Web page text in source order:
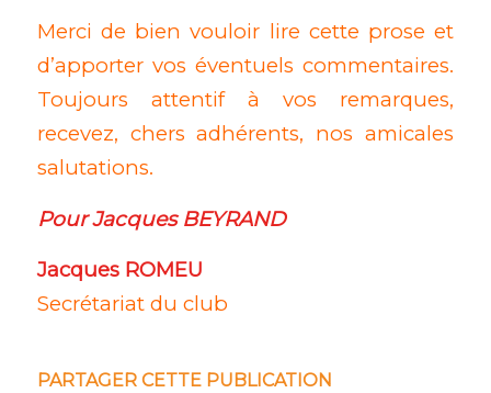
Merci de bien vouloir lire cette prose et
d’apporter vos éventuels commentaires.
Toujours attentif à vos remarques,
recevez, chers adhérents, nos amicales
salutations.
Pour Jacques BEYRAND
Jacques ROMEU
Secrétariat du club
PARTAGER CETTE PUBLICATION